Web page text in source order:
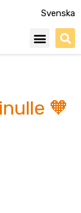
Svenska
Menu
🧡